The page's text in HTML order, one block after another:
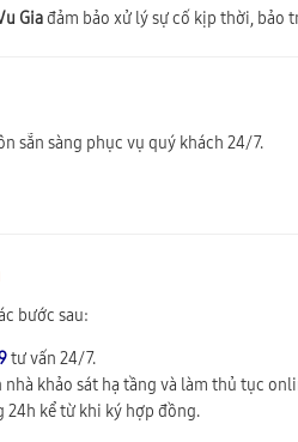
Giađảm bảo xử lý sự cố kịp thời, bảo
sẵn sàng phục vụ quý khách 24/7.
bước sau:
tư vấn 24/7.
nhà khảo sát hạ tầng và làm thủ tục
kể từ khi ký hợp đồng.